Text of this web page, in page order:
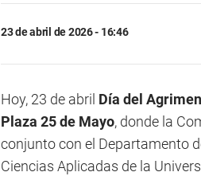
23 de abril de 2026 - 16:46
Hoy, 23 de abril Día del
Plaza 25 de Mayo, donde la
conjunto con el Departamento
Ciencias Aplicadas de la